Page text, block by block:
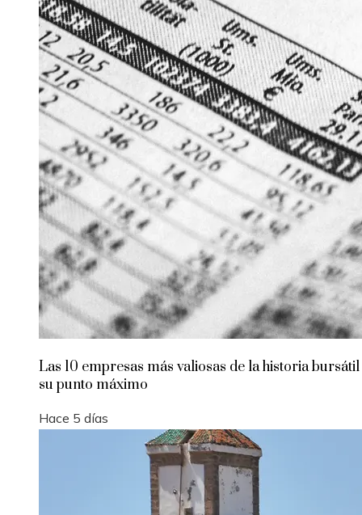
Las 10 empresas más valiosas de la historia
su punto máximo
Hace 5 días